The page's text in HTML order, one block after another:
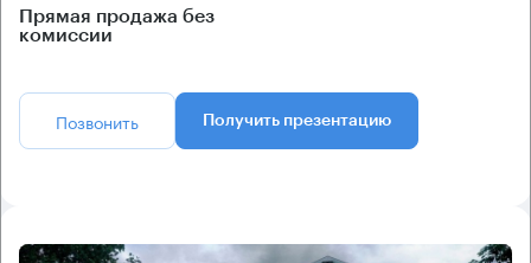
Прямая продажа без
комиссии
Позвонить Получить презентацию